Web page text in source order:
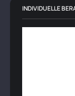
INDIVIDUELLE